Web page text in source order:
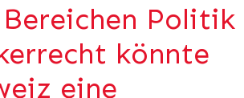
Politik
könnte
eine